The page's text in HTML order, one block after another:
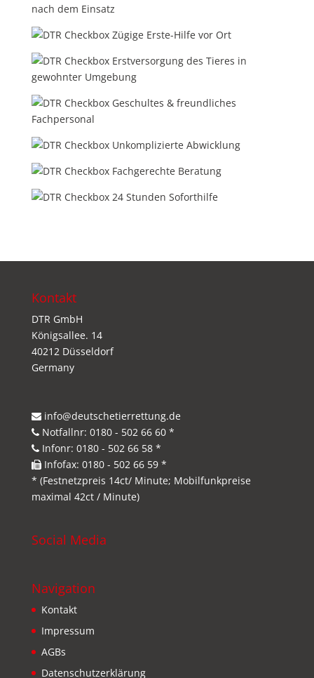
nach dem Einsatz
Zügige Erste-Hilfe vor Ort
Erstversorgung des Tieres in
gewohnter Umgebung
Geschultes & freundliches
Fachpersonal
Unkomplizierte Abwicklung
Fachgerechte Beratung
24 Stunden Soforthilfe
Kontakt
DTR GmbH
Königsallee. 14
40212 Düsseldorf
Germany
info@deutschetierrettung.de
Notfallnr: 0180 - 502 66 60 *
Infonr: 0180 - 502 66 58 *
Infofax: 0180 - 502 66 59 *
* (Festnetzpreis 14ct/ Minute; Mobilfunkpreise
maximal 42ct / Minute)
Social Media
Navigation
Kontakt
Impressum
AGBs
Datenschutzerklärung